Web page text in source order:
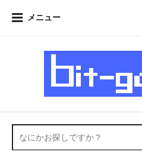
メニュー